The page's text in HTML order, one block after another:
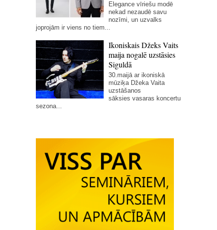
Elegance vīriešu modē
nekad nezaudē savu
nozīmi, un uzvalks
joprojām ir viens no tiem...
Ikoniskais Džeks Vaits
maija nogalē uzstāsies
Siguldā
30.maijā ar ikoniskā
mūziķa Džeka Vaita
uzstāšanos
sāksies vasaras koncertu
sezona...